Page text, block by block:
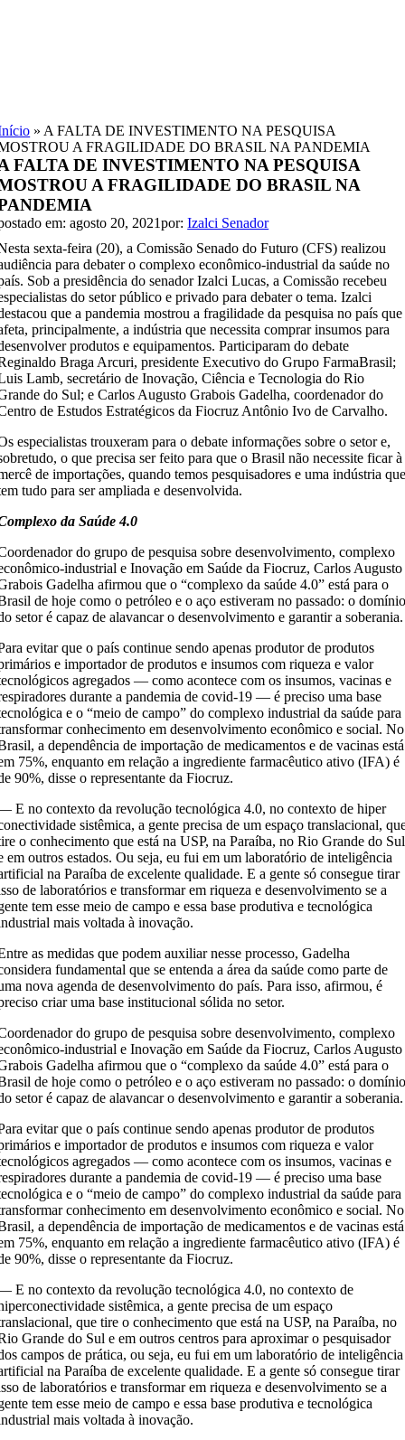
» A FALTA DE INVESTIMENTO NA PESQUISA
A FRAGILIDADE DO BRASIL NA PANDEMIA
FALTA DE INVESTIMENTO NA PESQUISA
A FRAGILIDADE DO BRASIL NA
em: agosto 20, 2021por:Izalci Senador
sexta-feira (20), a Comissão Senado do Futuro (CFS) realizou
para debater o complexo econômico-industrial da saúde no
Sob a presidência do senador Izalci Lucas, a Comissão recebeu
do setor público e privado para debater o tema. Izalci
que a pandemia mostrou a fragilidade da pesquisa no país que
principalmente, a indústria que necessita comprar insumos para
produtos e equipamentos. Participaram do debate
Braga Arcuri, presidente Executivo do Grupo FarmaBrasil;
Lamb, secretário de Inovação, Ciência e Tecnologia do Rio
do Sul; e Carlos Augusto Grabois Gadelha, coordenador do
de Estudos Estratégicos da Fiocruz Antônio Ivo de Carvalho.
especialistas trouxeram para o debate informações sobre o setor e,
o que precisa ser feito para que o Brasil não necessite ficar à
de importações, quando temos pesquisadores e uma indústria
tudo para ser ampliada e desenvolvida.
da Saúde 4.0
do grupo de pesquisa sobre desenvolvimento, complexo
industrial e Inovação em Saúde da Fiocruz, Carlos Augusto
Gadelha afirmou que o “complexo da saúde 4.0” está para o
de hoje como o petróleo e o aço estiveram no passado: o
setor é capaz de alavancar o desenvolvimento e garantir a soberania.
evitar que o país continue sendo apenas produtor de produtos
e importador de produtos e insumos com riqueza e valor
agregados — como acontece com os insumos, vacinas e
durante a pandemia de covid-19 — é preciso uma base
e o “meio de campo” do complexo industrial da saúde para
conhecimento em desenvolvimento econômico e social. No
a dependência de importação de medicamentos e de vacinas está
75%, enquanto em relação a ingrediente farmacêutico ativo (IFA) é
90%, disse o representante da Fiocruz.
E no contexto da revolução tecnológica 4.0, no contexto de hiper
sistêmica, a gente precisa de um espaço translacional,
o conhecimento que está na USP, na Paraíba, no Rio Grande do Sul
em outros estados. Ou seja, eu fui em um laboratório de inteligência
na Paraíba de excelente qualidade. E a gente só consegue tirar
de laboratórios e transformar em riqueza e desenvolvimento se a
tem esse meio de campo e essa base produtiva e tecnológica
mais voltada à inovação.
as medidas que podem auxiliar nesse processo, Gadelha
fundamental que se entenda a área da saúde como parte de
nova agenda de desenvolvimento do país. Para isso, afirmou, é
criar uma base institucional sólida no setor.
do grupo de pesquisa sobre desenvolvimento, complexo
industrial e Inovação em Saúde da Fiocruz, Carlos Augusto
Gadelha afirmou que o “complexo da saúde 4.0” está para o
de hoje como o petróleo e o aço estiveram no passado: o
setor é capaz de alavancar o desenvolvimento e garantir a soberania.
evitar que o país continue sendo apenas produtor de produtos
e importador de produtos e insumos com riqueza e valor
agregados — como acontece com os insumos, vacinas e
durante a pandemia de covid-19 — é preciso uma base
e o “meio de campo” do complexo industrial da saúde para
conhecimento em desenvolvimento econômico e social. No
a dependência de importação de medicamentos e de vacinas está
75%, enquanto em relação a ingrediente farmacêutico ativo (IFA) é
90%, disse o representante da Fiocruz.
E no contexto da revolução tecnológica 4.0, no contexto de
sistêmica, a gente precisa de um espaço
que tire o conhecimento que está na USP, na Paraíba, no
Grande do Sul e em outros centros para aproximar o pesquisador
campos de prática, ou seja, eu fui em um laboratório de inteligência
na Paraíba de excelente qualidade. E a gente só consegue tirar
de laboratórios e transformar em riqueza e desenvolvimento se a
tem esse meio de campo e essa base produtiva e tecnológica
mais voltada à inovação.